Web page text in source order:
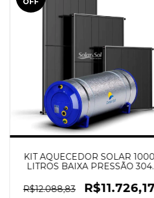
KIT AQUECEDOR SOLAR 1000
LITROS BAIXA PRESSÃO 304
R$12.088,83
R$11.726,17